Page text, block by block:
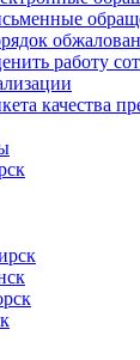
работу
качества